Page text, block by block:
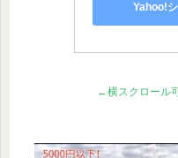
Yahoo!
←横スクロール